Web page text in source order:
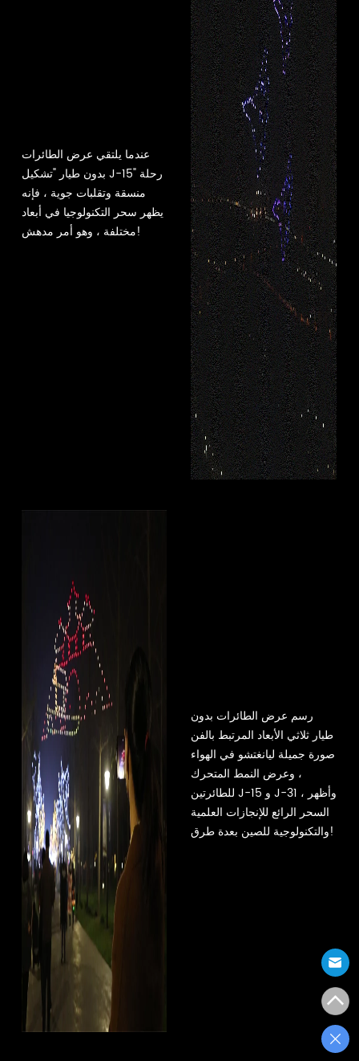
عندما يلتقي عرض الطائرات
بدون طيار "تشكيل J-15" رحلة
منسقة وتقلبات جوية ، فإنه
يظهر سحر التكنولوجيا في أبعاد
مختلفة ، وهو أمر مدهش!
رسم عرض الطائرات بدون
طيار ثلاثي الأبعاد المرتبط بالفن
صورة جميلة ليانغتشو في الهواء
، وعرض النمط المتحرك
للطائرتين J-15 و J-31 ، وأظهر
السحر الرائع للإنجازات العلمية
والتكنولوجية للصين بعدة طرق!